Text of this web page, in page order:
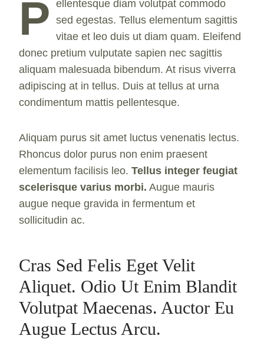
P ellentesque diam volutpat commodo
sed egestas. Tellus elementum sagittis
vitae et leo duis ut diam quam. Eleifend
donec pretium vulputate sapien nec sagittis
aliquam malesuada bibendum. At risus viverra
adipiscing at in tellus. Duis at tellus at urna
condimentum mattis pellentesque.
Aliquam purus sit amet luctus venenatis lectus.
Rhoncus dolor purus non enim praesent
elementum facilisis leo. Tellus integer feugiat
scelerisque varius morbi. Augue mauris
augue neque gravida in fermentum et
sollicitudin ac.
Cras Sed Felis Eget Velit
Aliquet. Odio Ut Enim Blandit
Volutpat Maecenas. Auctor Eu
Augue Lectus Arcu.